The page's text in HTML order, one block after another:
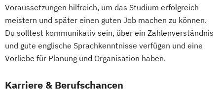
Voraussetzungen hilfreich, um das Studium erfolgreich
meistern und später einen guten Job machen zu können.
Du solltest kommunikativ sein, über ein Zahlenverständnis
und gute englische Sprachkenntnisse verfügen und eine
Vorliebe für Planung und Organisation haben.
Karriere & Berufschancen